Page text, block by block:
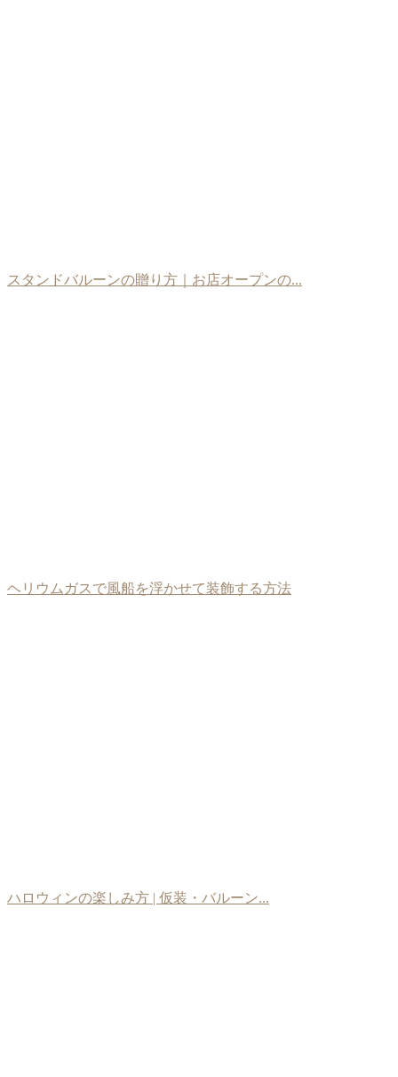
スタンドバルーンの贈り方｜お店オープンの...
ヘリウムガスで風船を浮かせて装飾する方法
ハロウィンの楽しみ方 | 仮装・バルーン...